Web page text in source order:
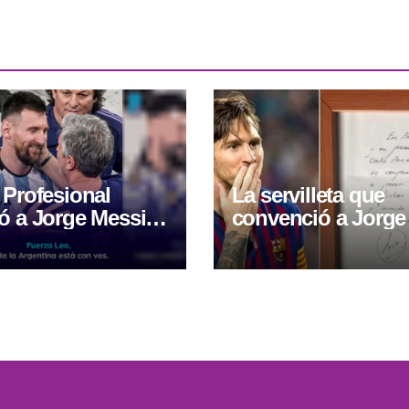
a Jorge Messi y
a Lionel tras
de su padre
La servilleta que
convenció a
y cambió la
fútbol